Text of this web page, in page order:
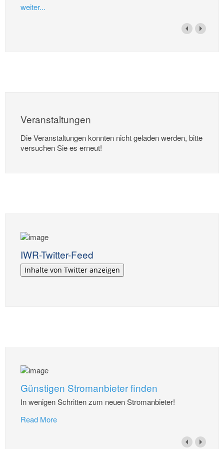
weiter...
Veranstaltungen
Die Veranstaltungen konnten nicht geladen werden, bitte
versuchen Sie es erneut!
IWR-Twitter-Feed
Inhalte von Twitter anzeigen
Günstigen Stromanbieter finden
In wenigen Schritten zum neuen Stromanbieter!
Read More